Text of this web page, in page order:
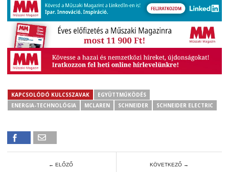
KAPCSOLÓDÓ KULCSSZAVAK
EGYÜTTMŰKÖDÉS
ENERGIA-TECHNOLÓGIA
MCLAREN SCHNEIDER SCHNEIDER ELECTRIC
← ELŐZŐ KÖVETKEZŐ →